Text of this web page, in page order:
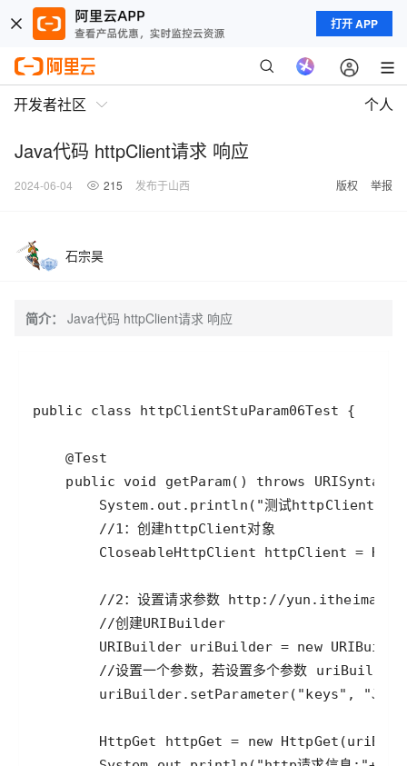
打开 APP
开发者社区 个人
Java代码 httpClient请求 响应
2024-06-04 215 发布于山西 版权 举报
石宗昊
简介： Java代码 httpClient请求 响应